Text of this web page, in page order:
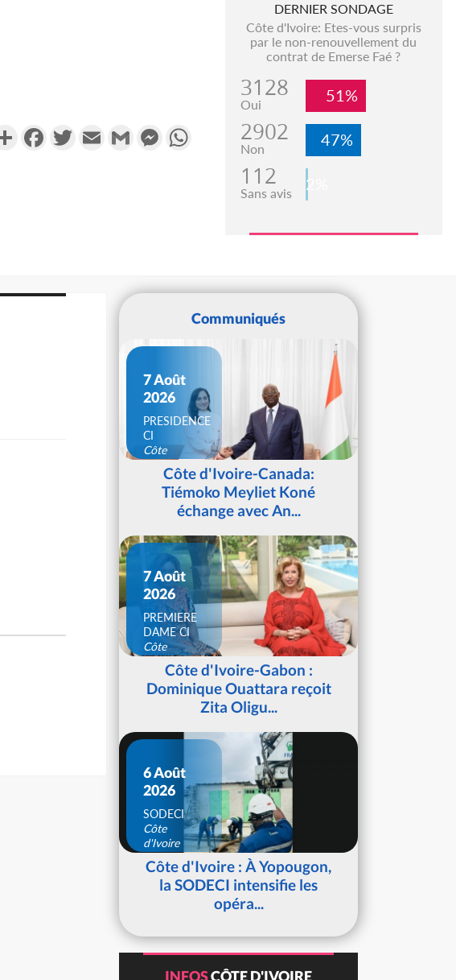
PartagerFacebookTwitterEmail Gmail MessengerWhatsApp
DERNIER SONDAGE
Côte d'Ivoire: Etes-vous surpris
par le non-renouvellement du
contrat de Emerse Faé ?
3128
Oui 51%
2902
Non 47%
112
Sans avis 2%
Communiqués
7 Août
2026
PRESIDENCE
CI
Côte
d'IvoireCôte d'Ivoire-Canada:
Tiémoko Meyliet Koné
échange avec An...
7 Août
2026
PREMIERE
DAME CI
Côte
d'IvoireCôte d'Ivoire-Gabon :
Dominique Ouattara reçoit
Zita Oligu...
6 Août
2026
SODECI
Côte
d'Ivoire
Côte d'Ivoire : À Yopougon,
la SODECI intensifie les
opéra...
INFOSCÔTE D'IVOIRE